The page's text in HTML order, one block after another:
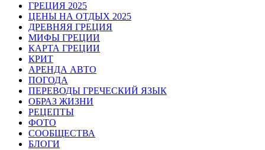
ГРЕЦИЯ 2025
ЦЕНЫ НА ОТДЫХ 2025
ДРЕВНЯЯ ГРЕЦИЯ
МИФЫ ГРЕЦИИ
КАРТА ГРЕЦИИ
КРИТ
АРЕНДА АВТО
ПОГОДА
ПЕРЕВОДЫ ГРЕЧЕСКИЙ ЯЗЫК
ОБРАЗ ЖИЗНИ
РЕЦЕПТЫ
ФОТО
СООБЩЕСТВА
БЛОГИ